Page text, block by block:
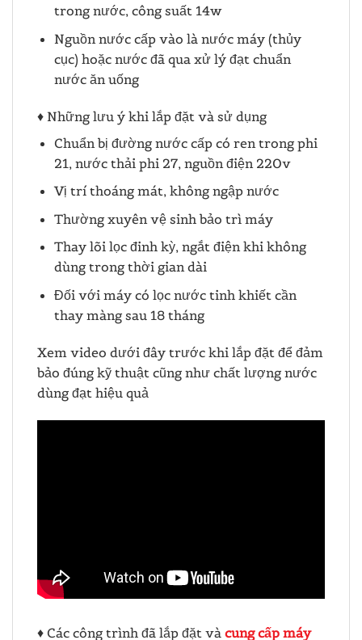
trong nước, công suất 14w
Nguồn nước cấp vào là nước máy (thủy
cục) hoặc nước đã qua xử lý đạt chuẩn
nước ăn uống
♦ Những lưu ý khi lắp đặt và sử dụng
Chuẩn bị đường nước cấp có ren trong phi
21, nước thải phi 27, nguồn điện 220v
Vị trí thoáng mát, không ngập nước
Thường xuyên vệ sinh bảo trì máy
Thay lõi lọc đinh kỳ, ngắt điện khi không
dùng trong thời gian dài
Đối với máy có lọc nước tinh khiết cần
thay màng sau 18 tháng
Xem video dưới đây trước khi lắp đặt để đảm
bảo đúng kỹ thuật cũng như chất lượng nước
dùng đạt hiệu quả
♦ Các công trình đã lắp đặt và cung cấp máy